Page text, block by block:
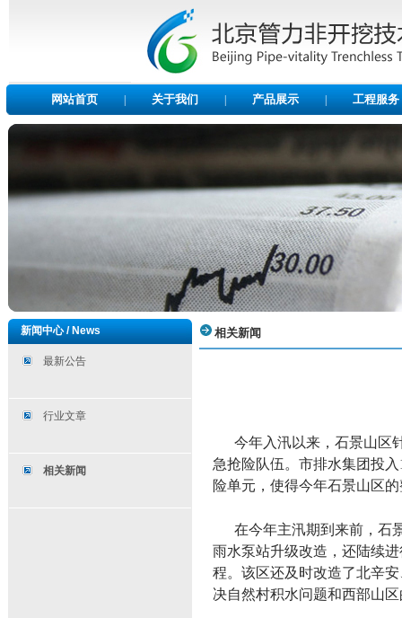
网站首页 关于我们 产品展示 工程服务
新闻中心 / News
最新公告
行业文章
相关新闻
相关新闻
今年入汛以来，石景山区
急抢险队伍。市排水集团投
险单元，使得今年石景山区
在今年主汛期到来前，石
雨水泵站升级改造，还陆续
程。该区还及时改造了北辛
决自然村积水问题和西部山